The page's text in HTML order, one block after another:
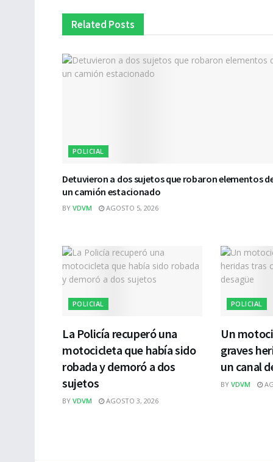
Related Posts
POLICIAL
Detuvieron a dos sujetos que robaron elementos
un camión estacionado
BY VDVM AGOSTO 5, 2026
POLICIAL
La Policía recuperó una
motocicleta que había sido
robada y demoró a dos
sujetos
BY VDVM AGOSTO 3, 2026
POLICIAL
Un
graves
un canal
BY VDVM